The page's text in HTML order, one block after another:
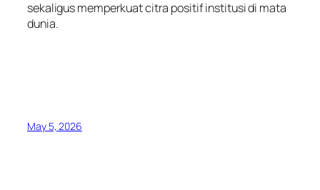
sekaligus memperkuat citra positif institusi di mata
dunia.
May 5, 2026